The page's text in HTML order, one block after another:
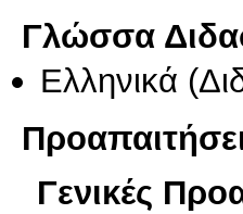
Γλώσσα
Ελληνικά
Γενικές